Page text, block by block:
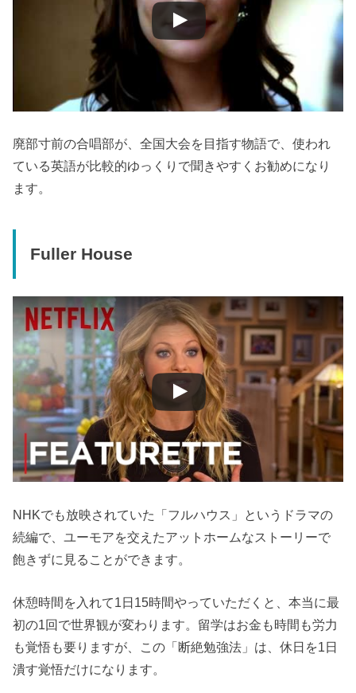
廃部寸前の合唱部が、全国大会を目指す物語で、使われ
ている英語が比較的ゆっくりで聞きやすくお勧めになり
ます。
Fuller House
NHKでも放映されていた「フルハウス」というドラマの
続編で、ユーモアを交えたアットホームなストーリーで
飽きずに見ることができます。
休憩時間を入れて1日15時間やっていただくと、本当に最
初の1回で世界観が変わります。留学はお金も時間も労力
も覚悟も要りますが、この「断絶勉強法」は、休日を1日
潰す覚悟だけになります。